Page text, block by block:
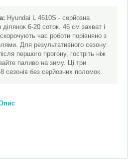
Hyundai L 4610S - серйозна
ділянок 6-20 соток. 46 см захват і
час роботи порівняно з
Для результативного сезону:
першого прогону, гостріть ніж
паливо на зиму. Ці три
сезонів без серйозних поломок.